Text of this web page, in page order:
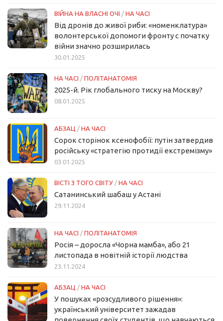
ВІЙНА НА ВЛАСНІ ОЧІ / НА ЧАСІ
Від дронів до живої риби: «номенклатура»
волонтерської допомоги фронту с початку
війни значно розширилась
30.01.2025
НА ЧАСІ / ПОЛІТАНАТОМІЯ
2025-й. Рік глобального тиску на Москву?
08.01.2025
АБЗАЦ / НА ЧАСІ
Сорок сторінок ксенофобії: путін затвердив
російську «стратегію протидії екстремізму»
03.01.2025
ВІСТІ З ТОГО СВІТУ / НА ЧАСІ
Сатанинський шабаш у Астані
29.11.2024
НА ЧАСІ / ПОЛІТАНАТОМІЯ
Росія – доросла «Чорна мамба», або 21
листопада в новітній історії людства
23.11.2024
АБЗАЦ / НА ЧАСІ
У пошуках «розсудливого рішення»:
український університет зажадав